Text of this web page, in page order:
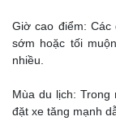
Giờ cao điểm: Các
sớm hoặc tối
nhiều.
Mùa du lịch:
đặt xe tăng mạnh